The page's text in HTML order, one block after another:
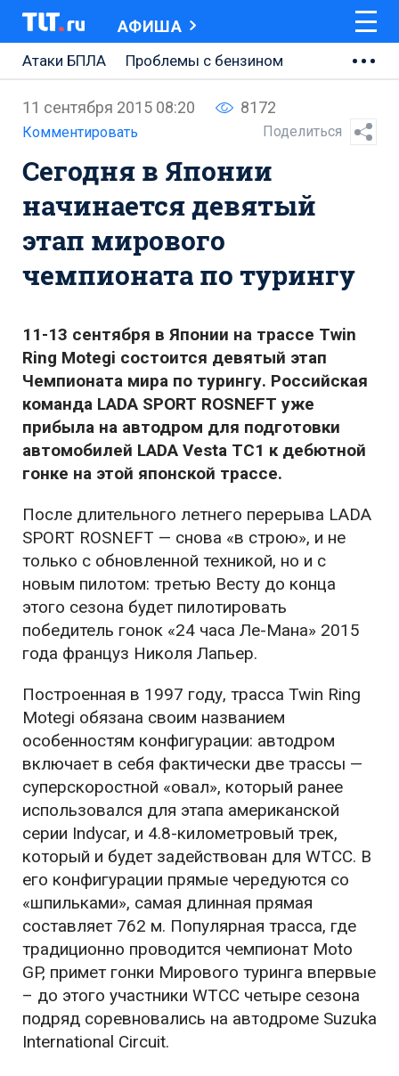
АФИША
Атаки БПЛА
Проблемы с бензином
Ремонт Центральной площади
Ремонт Обводного шоссе
Набережная Тольятти
Неделя Тольятти
11 сентября 2015 08:20 8172
Комментировать Поделиться
Сегодня в Японии
начинается девятый
этап мирового
чемпионата по турингу
11-13 сентября в Японии на трассе Twin
Ring Motegi состоится девятый этап
Чемпионата мира по турингу. Российская
команда LADA SPORT ROSNEFT уже
прибыла на автодром для подготовки
автомобилей LADA Vesta TC1 к дебютной
гонке на этой японской трассе.
После длительного летнего перерыва LADA
SPORT ROSNEFT — снова «в строю», и не
только с обновленной техникой, но и с
новым пилотом: третью Весту до конца
этого сезона будет пилотировать
победитель гонок «24 часа Ле-Мана» 2015
года француз Николя Лапьер.
Построенная в 1997 году, трасса Twin Ring
Motegi обязана своим названием
особенностям конфигурации: автодром
включает в себя фактически две трассы —
суперскоростной «овал», который ранее
использовался для этапа американской
серии Indycar, и 4.8-километровый трек,
который и будет задействован для WTCC. В
его конфигурации прямые чередуются со
«шпильками», самая длинная прямая
составляет 762 м. Популярная трасса, где
традиционно проводится чемпионат Moto
GP, примет гонки Мирового туринга впервые
– до этого участники WTCC четыре сезона
подряд соревновались на автодроме Suzuka
International Circuit.